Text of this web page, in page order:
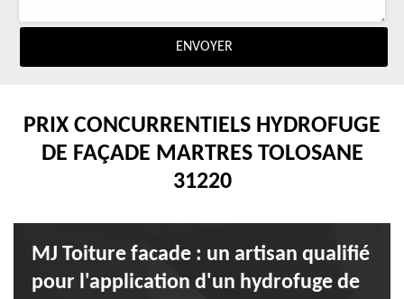
PRIX CONCURRENTIELS HYDROFUGE
DE FAÇADE MARTRES TOLOSANE
31220
MJ Toiture facade : un artisan qualifié
pour l'application d'un hydrofuge de